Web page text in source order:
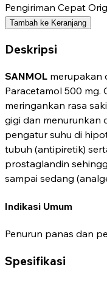
Pengiriman Cepat
Tambah ke Keranjang
Deskripsi
SANMOL merupakan
Paracetamol 500 mg.
meringankan rasa
gigi dan menurunkan
pengatur suhu di
tubuh (antipiretik)
prostaglandin
sampai sedang
Indikasi Umum
Penurun panas dan
Spesifikasi